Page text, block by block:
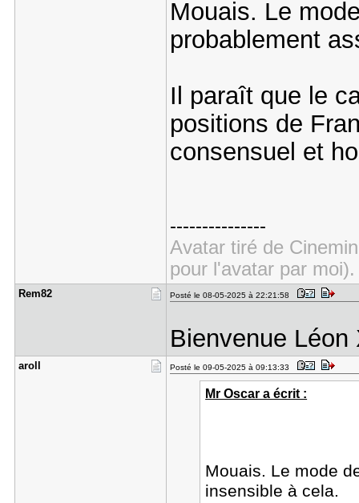
Mouais. Le
probablement
Il paraît que le
positions de
consensuel et
---------------
Avatar tiré de
pour l'avatar par moi).
Rem82 Posté le 08-05-2025 à 22:21:58
Bienvenue
aroll Posté le 09-05-2025 à 09:13:33
Mr Oscar a écrit :
Mouais. Le mode
insensible à cela.